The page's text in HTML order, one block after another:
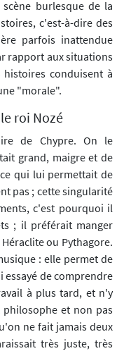
burlesque de la
c'est-à-dire des
parfois inattendue
rapport aux situations
conduisent à
"morale".
roi Nozé
de Chypre. On le
grand, maigre et de
qui lui permettait de
pas ; cette singularité
c'est pourquoi il
; il préférait manger
ou Pythagore.
: elle permet de
essayé de comprendre
à plus tard, et n'y
et non pas
ne fait jamais deux
très juste, très